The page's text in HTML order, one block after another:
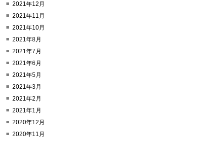
2021年12月
2021年11月
2021年10月
2021年8月
2021年7月
2021年6月
2021年5月
2021年3月
2021年2月
2021年1月
2020年12月
2020年11月